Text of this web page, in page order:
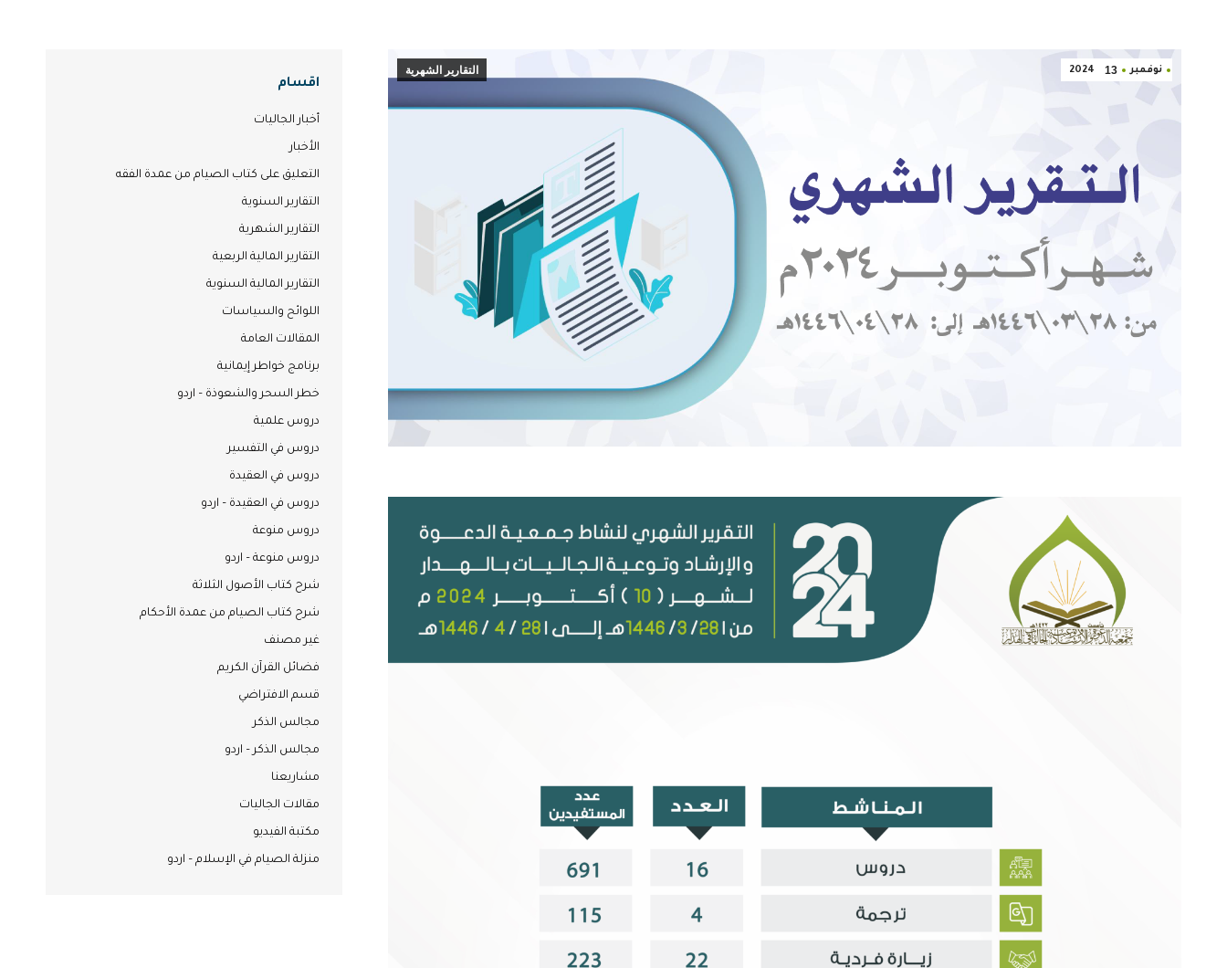
نوفمبر 13
2024 التقارير الشهرية
اقسام
أخبار الجاليات
الأخبار
التعليق على كتاب الصيام من عمدة الفقه
التقارير السنوية
التقارير الشهرية
التقارير المالية الربعية
التقارير المالية السنوية
اللوائح والسياسات
المقالات العامة
برنامج خواطر إيمانية
خطر السحر والشعوذة – اردو
دروس علمية
دروس في التفسير
دروس في العقيدة
دروس في العقيدة – اردو
دروس منوعة
دروس منوعة – اردو
شرح كتاب الأصول الثلاثة
شرح كتاب الصيام من عمدة الأحكام
غير مصنف
فضائل القرآن الكريم
قسم الافتراضي
مجالس الذكر
مجالس الذكر – اردو
مشاريعنا
مقالات الجاليات
مكتبة الفيديو
منزلة الصيام في الإسلام – اردو